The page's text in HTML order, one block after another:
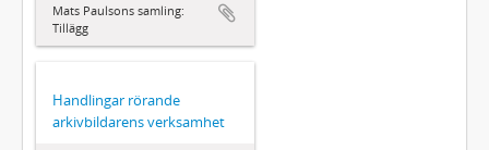
Mats Paulsons samling:
Tillägg
Handlingar rörande
arkivbildarens verksamhet